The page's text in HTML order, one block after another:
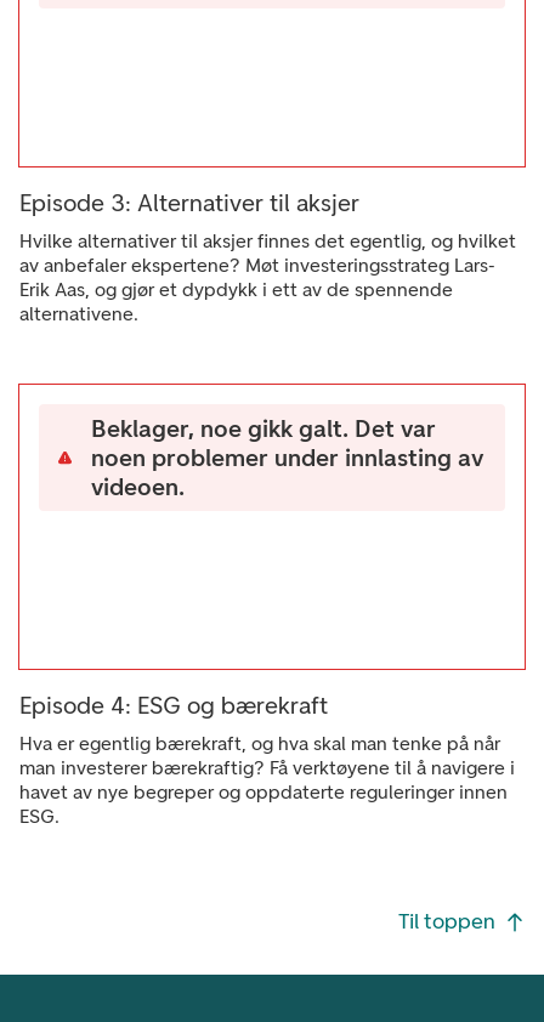
Episode 3: Alternativer til aksjer
Hvilke alternativer til aksjer finnes det egentlig, og hvilket
av anbefaler ekspertene? Møt investeringsstrateg Lars-
Erik Aas, og gjør et dypdykk i ett av de spennende
alternativene.
Beklager, noe gikk galt. Det var
noen problemer under innlasting av
videoen.
Episode 4: ESG og bærekraft
Hva er egentlig bærekraft, og hva skal man tenke på når
man investerer bærekraftig? Få verktøyene til å navigere i
havet av nye begreper og oppdaterte reguleringer innen
ESG.
Til toppen